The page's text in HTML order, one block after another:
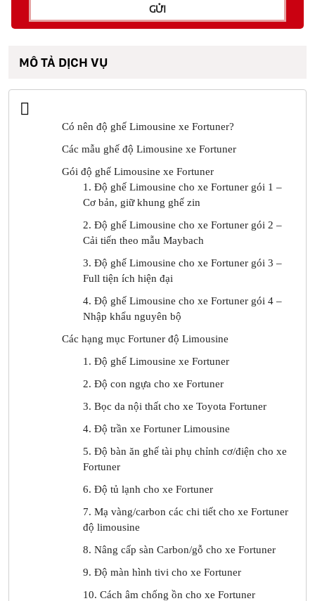
GỬI
MÔ TẢ DỊCH VỤ
Có nên độ ghế Limousine xe Fortuner?
Các mẫu ghế độ Limousine xe Fortuner
Gói độ ghế Limousine xe Fortuner
1. Độ ghế Limousine cho xe Fortuner gói 1 –
Cơ bản, giữ khung ghế zin
2. Độ ghế Limousine cho xe Fortuner gói 2 –
Cải tiến theo mẫu Maybach
3. Độ ghế Limousine cho xe Fortuner gói 3 –
Full tiện ích hiện đại
4. Độ ghế Limousine cho xe Fortuner gói 4 –
Nhập khẩu nguyên bộ
Các hạng mục Fortuner độ Limousine
1. Độ ghế Limousine xe Fortuner
2. Độ con ngựa cho xe Fortuner
3. Bọc da nội thất cho xe Toyota Fortuner
4. Độ trần xe Fortuner Limousine
5. Độ bàn ăn ghế tài phụ chỉnh cơ/điện cho xe
Fortuner
6. Độ tủ lạnh cho xe Fortuner
7. Mạ vàng/carbon các chi tiết cho xe Fortuner
độ limousine
8. Nâng cấp sàn Carbon/gỗ cho xe Fortuner
9. Độ màn hình tivi cho xe Fortuner
10. Cách âm chống ồn cho xe Fortuner